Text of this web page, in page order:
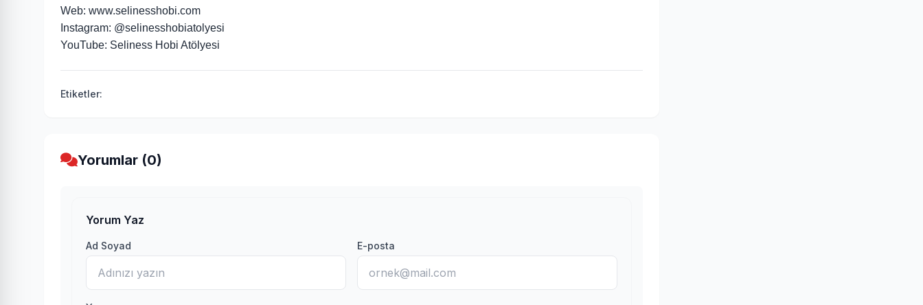
Web: www.selinesshobi.com
Instagram: @selinesshobiatolyesi
YouTube: Seliness Hobi Atölyesi
Etiketler:
Yorumlar (0)
Yorum Yaz
Ad Soyad E-posta